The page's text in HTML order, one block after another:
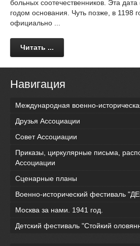
больных соотечественников. Эта дата
годом основания. Чуть позже, в 1198
официально ...
Читать ...
Навигация
Международная военно-
Друзья Ассоциации
Совет Ассоциации
Приказы, циркулярные письма,
Ассоциации
Сценарные планы
Военно-исторический фестиваль
Москва за нами. 1941 год.
Детский фестиваль "Стойкий